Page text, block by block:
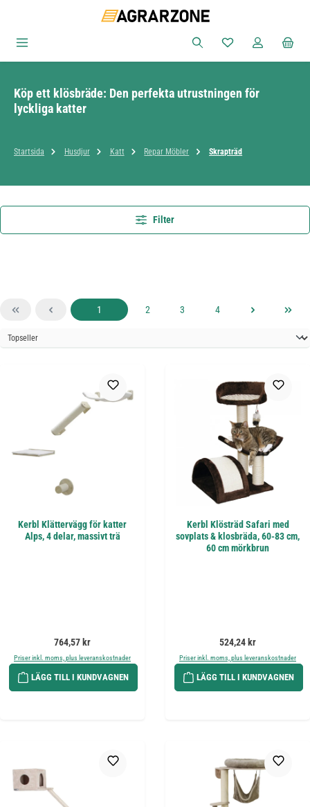
Du har 0 objekt i
Köp ett klösbräde: Den perfekta utrustningen för
lyckliga katter
Startsida Husdjur Katt Repar Möbler Skrapträd
Filter
Sida
1 Sida
2 Sida
3 Sida
4
Kerbl Klättervägg för katter
Alps, 4 delar, massivt trä
Ordinarie pris:
764,57 kr
Priser inkl. moms, plus leveranskostnader
LÄGG TILL I KUNDVAGNEN
Kerbl Klösträd Safari med
sovplats & klosbräda, 60-83 cm,
60 cm mörkbrun
Ordinarie pris:
524,24 kr
Priser inkl. moms, plus leveranskostnader
LÄGG TILL I KUNDVAGNEN